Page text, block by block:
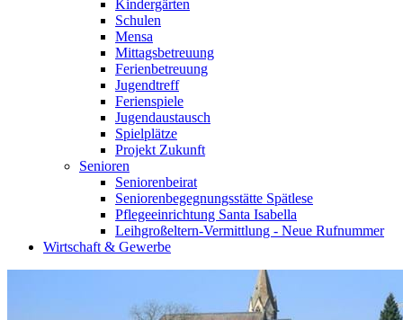
Kindergärten
Schulen
Mensa
Mittagsbetreuung
Ferienbetreuung
Jugendtreff
Ferienspiele
Jugendaustausch
Spielplätze
Projekt Zukunft
Senioren
Seniorenbeirat
Seniorenbegegnungsstätte Spätlese
Pflegeeinrichtung Santa Isabella
Leihgroßeltern-Vermittlung - Neue Rufnummer
Wirtschaft & Gewerbe